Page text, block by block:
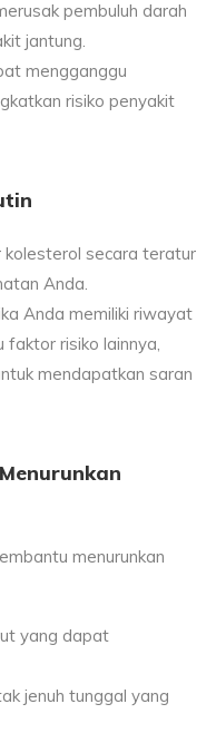
pembuluh darah
jantung.
mengganggu
risiko penyakit
kolesterol secara teratur
Anda.
Anda memiliki riwayat
risiko lainnya,
mendapatkan saran
menurunkan
yang dapat
jenuh tunggal yang